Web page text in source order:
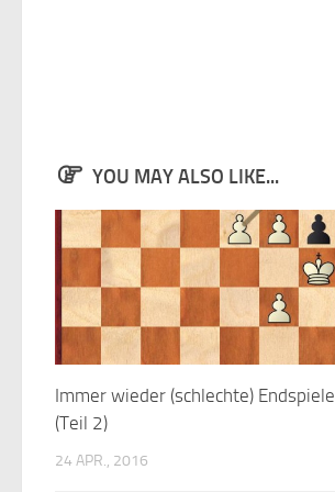
YOU MAY ALSO LIKE...
Immer wieder (schlechte) Endspiele
(Teil 2)
24 APR., 2016